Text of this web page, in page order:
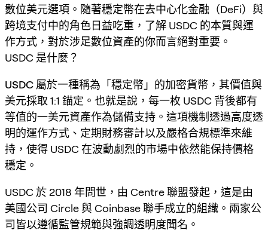
數位美元選項。隨著穩定幣在去中心化金融（DeFi）與
跨境支付中的角色日益吃重，了解 USDC 的本質與運
作方式，對於涉足數位資產的你而言絕對重要。
USDC 是什麼？
USDC 屬於一種稱為「穩定幣」的加密貨幣，其價值與
美元採取 1:1 錨定。也就是說，每一枚 USDC 背後都有
等值的一美元資產作為儲備支持。這項機制透過高度透
明的運作方式、定期財務審計以及嚴格合規標準來維
持，使得 USDC 在波動劇烈的市場中依然能保持價格
穩定。
USDC 於 2018 年問世，由 Centre 聯盟發起，這是由
美國公司 Circle 與 Coinbase 聯手成立的組織。兩家公
司皆以遵循監管規範與強調透明度聞名。